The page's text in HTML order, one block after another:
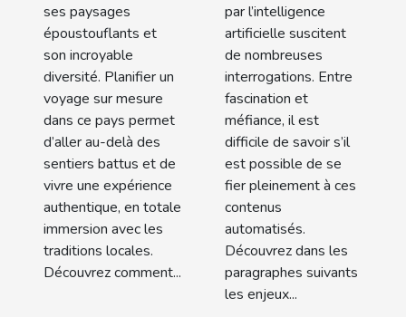
son
authenticité
ses paysages
époustouflants et
son incroyable
diversité. Planifier un
voyage sur mesure
dans ce pays permet
d’aller au-delà des
sentiers battus et de
vivre une expérience
authentique, en totale
immersion avec les
traditions locales.
Découvrez comment...
par l’intelligence
artificielle suscitent
de nombreuses
interrogations. Entre
fascination et
méfiance, il est
difficile de savoir s’il
est possible de se
fier pleinement à ces
contenus
automatisés.
Découvrez dans les
paragraphes suivants
les enjeux...